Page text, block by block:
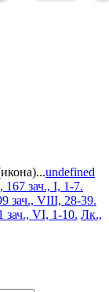
undefined
167 зач., I, 1-7.
зач., VIII, 28-39.
зач., VI, 1-10. Лк.,